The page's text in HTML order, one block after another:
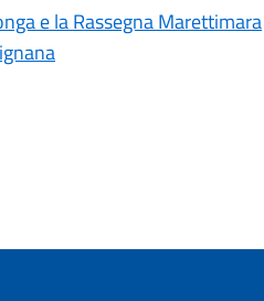
e la Rassegna Marettimara